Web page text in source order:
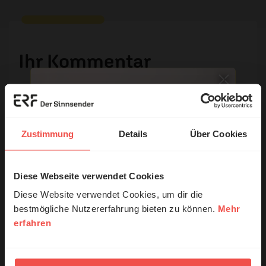
Zustimmung Details Über Cookies
Diese Webseite verwendet Cookies
Diese Website verwendet Cookies, um dir die
bestmögliche Nutzererfahrung bieten zu können. Mehr
erfahren
Ihr Kommentar
Name:
E-Mail:
Die E-Mail-Adresse wird nicht veröffentlicht.
Kommentar:
© Ruth Schneider / ERF